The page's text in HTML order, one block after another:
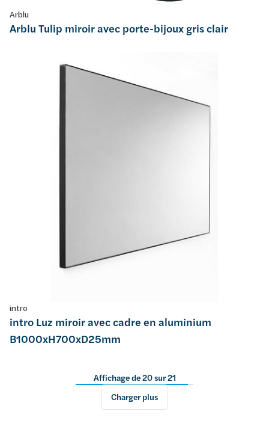
Arblu
Arblu Tulip miroir avec porte-bijoux gris clair
intro
intro Luz miroir avec cadre en aluminium
B1000xH700xD25mm
Affichage de 20 sur 21
Charger plus